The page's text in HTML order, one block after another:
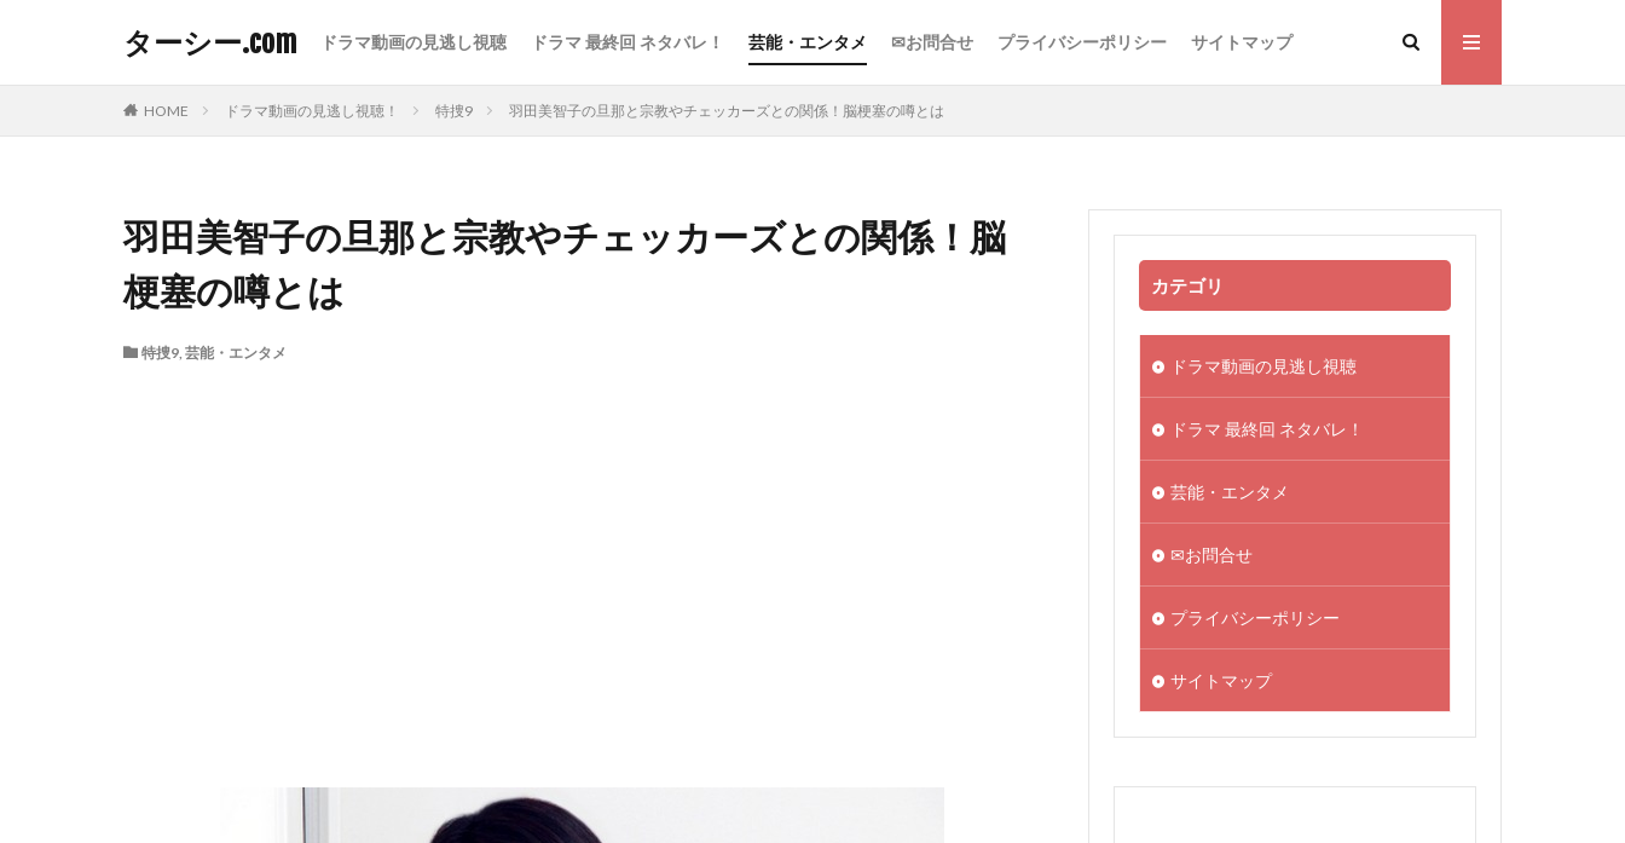
ターシー.com ドラマ動画の見逃し視聴 ドラマ 最終回 ネタバレ！ 芸能・エンタメ ✉お問合せ プライバシーポリシー サイトマップ
HOME ドラマ動画の見逃し視聴！ 特捜9 羽田美智子の旦那と宗教やチェッカーズとの関係！脳梗塞の噂とは
羽田美智子の旦那と宗教やチェッカーズとの関係！脳
梗塞の噂とは
特捜9, 芸能・エンタメ
カテゴリ
ドラマ動画の見逃し視聴
ドラマ 最終回 ネタバレ！
芸能・エンタメ
✉お問合せ
プライバシーポリシー
サイトマップ